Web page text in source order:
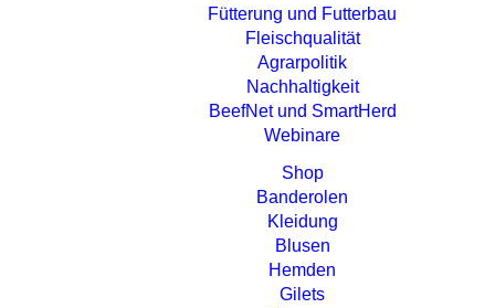
Fütterung und Futterbau
Fleischqualität
Agrarpolitik
Nachhaltigkeit
BeefNet und SmartHerd
Webinare
Shop
Banderolen
Kleidung
Blusen
Hemden
Gilets